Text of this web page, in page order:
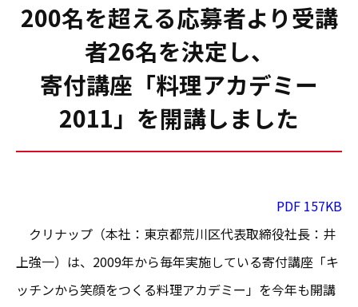
200名を超える応募者より受講
者26名を決定し、
寄付講座「料理アカデミー
2011」を開講しました
PDF 157KB
クリナップ（本社：東京都荒川区代表取締役社長：井
上強一）は、2009年から毎年実施している寄付講座「キ
ッチンから笑顔をつくる料理アカデミー」を今年も開講